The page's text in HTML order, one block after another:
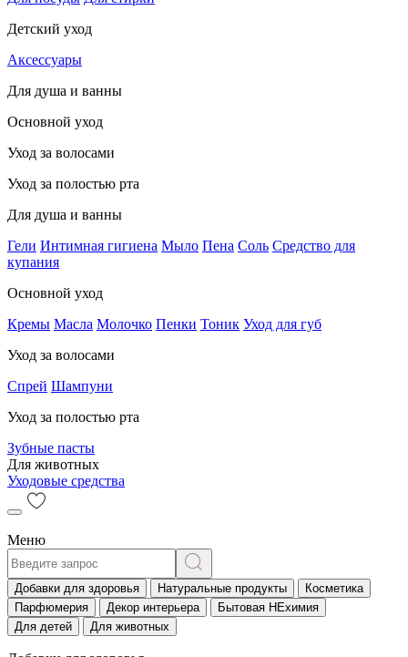
Детский уход
Аксессуары
Для душа и ванны
Основной уход
Уход за волосами
Уход за полостью рта
Для душа и ванны
Гели Интимная гигиена Мыло Пена Соль Средство для
купания
Основной уход
Кремы Масла Молочко Пенки Тоник Уход для губ
Уход за волосами
Спрей Шампуни
Уход за полостью рта
Зубные пасты
Для животных
Уходовые средства
Меню
Добавки для здоровья Натуральные продукты
Косметика
Парфюмерия
Декор интерьера
Бытовая НЕхимия
Для детей
Для животных